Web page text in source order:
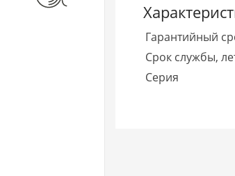
Гарантийный
Срок службы,
Серия